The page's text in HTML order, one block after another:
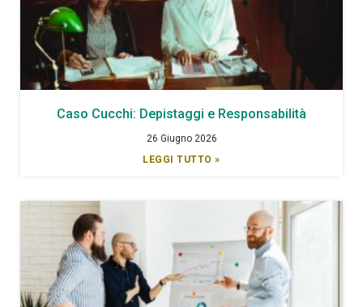
Caso Cucchi: Depistaggi e Responsabilità
26 Giugno 2026
LEGGI TUTTO »